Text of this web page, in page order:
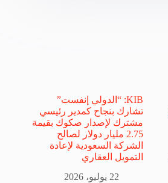
KIB: “الدولي إنفست”
تشارك بنجاح كمدير رئيسي
مشترك لإصدار صكوك بقيمة
2.75 مليار دولار لصالح
الشركة السعودية لإعادة
التمويل العقاري
22 يوليو، 2026